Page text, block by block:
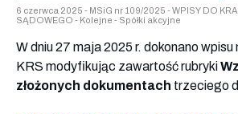
6 czerwca 2025 - MSiG nr 109/2025 - WPISY DO
SĄDOWEGO - Kolejne - Spółki akcyjne
W dniu 27 maja 2025 r. dokonano wpisu
KRS modyfikując zawartość rubryki
złożonych dokumentach trzeciego